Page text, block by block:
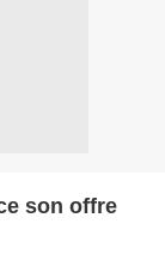
son offre